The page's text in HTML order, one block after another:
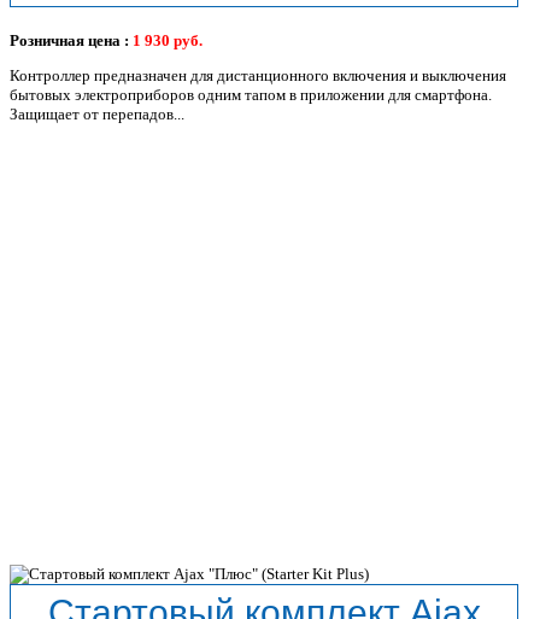
Розничная цена : 1 930 руб.
Контроллер предназначен для дистанционного включения и выключения
бытовых электроприборов одним тапом в приложении для смартфона.
Защищает от перепадов...